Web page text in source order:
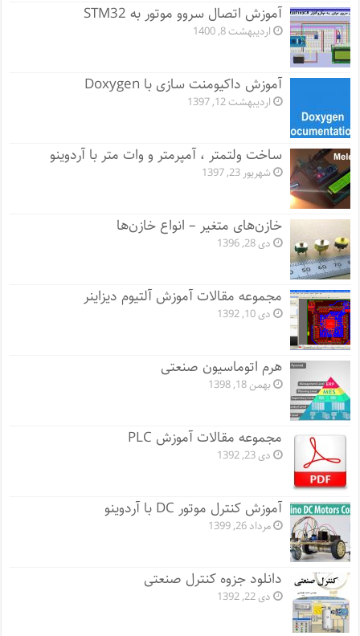
آموزش اتصال سروو موتور به STM32
اردیبهشت 8, 1400
آموزش داکیومنت سازی با Doxygen
اردیبهشت 12, 1397
ساخت ولتمتر ، آمپرمتر و وات متر با آردوینو
شهریور 23, 1397
خازن‌های متغیر – انواع خازن‌ها
دی 28, 1396
مجموعه مقالات آموزش آلتیوم دیزاینر
دی 10, 1392
هرم اتوماسیون صنعتی
بهمن 18, 1398
مجموعه مقالات آموزش PLC
دی 23, 1392
آموزش کنترل موتور DC با آردوینو
مرداد 26, 1399
دانلود جزوه کنترل صنعتی
دی 22, 1392